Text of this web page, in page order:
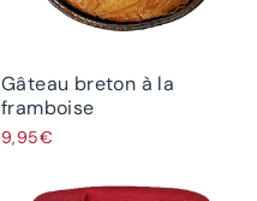
Gâteau breton à la
framboise
9,95€